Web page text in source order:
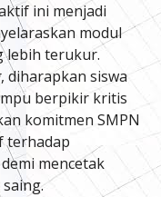
ini menjadi
modul
lebih terukur.
, diharapkan siswa
berpikir kritis
komitmen SMPN
terhadap
mencetak